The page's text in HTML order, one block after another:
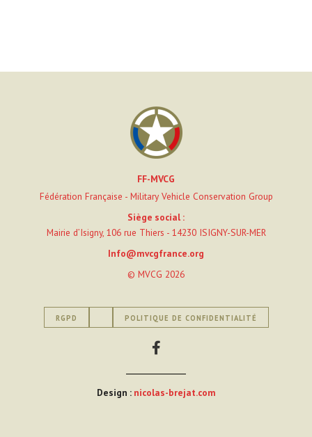
FF-MVCG
Fédération Française - Military Vehicle Conservation Group
Siège social :
Mairie d’Isigny, 106 rue Thiers - 14230 ISIGNY-SUR-MER
Info@mvcgfrance.org
© MVCG 2026
RGPD POLITIQUE DE CONFIDENTIALITÉ
Design : nicolas-brejat.com